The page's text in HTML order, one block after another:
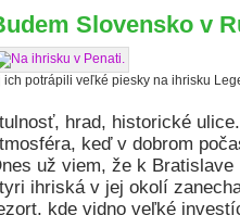
Slovensko v
ich potrápili veľké piesky na ihrisku
hrad, historické
keď v dobrom
už viem, že k
ihriská v jej okolí
kde vidno veľké